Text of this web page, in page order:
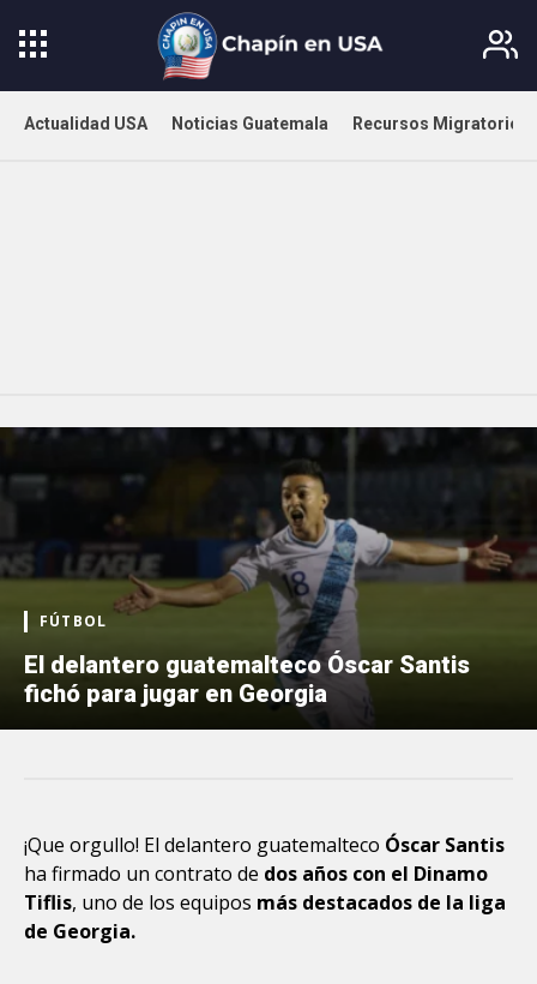
Actualidad USA Noticias Guatemala Recursos Migratorios
FÚTBOL
El delantero guatemalteco Óscar Santis
fichó para jugar en Georgia
¡Que orgullo! El delantero guatemalteco Óscar Santis
ha firmado un contrato de dos años con el Dinamo
Tiflis, uno de los equipos más destacados de la liga
de Georgia.